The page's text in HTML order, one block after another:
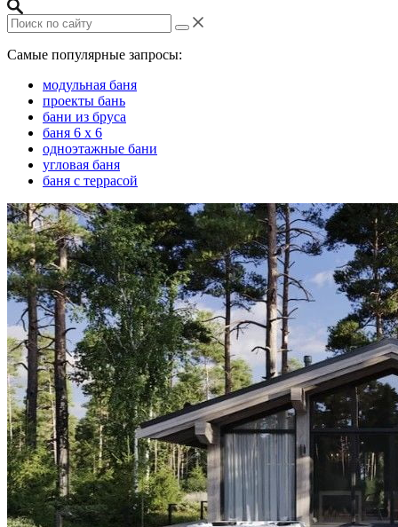
Самые популярные запросы:
модульная баня
проекты бань
бани из бруса
баня 6 х 6
одноэтажные бани
угловая баня
баня с террасой